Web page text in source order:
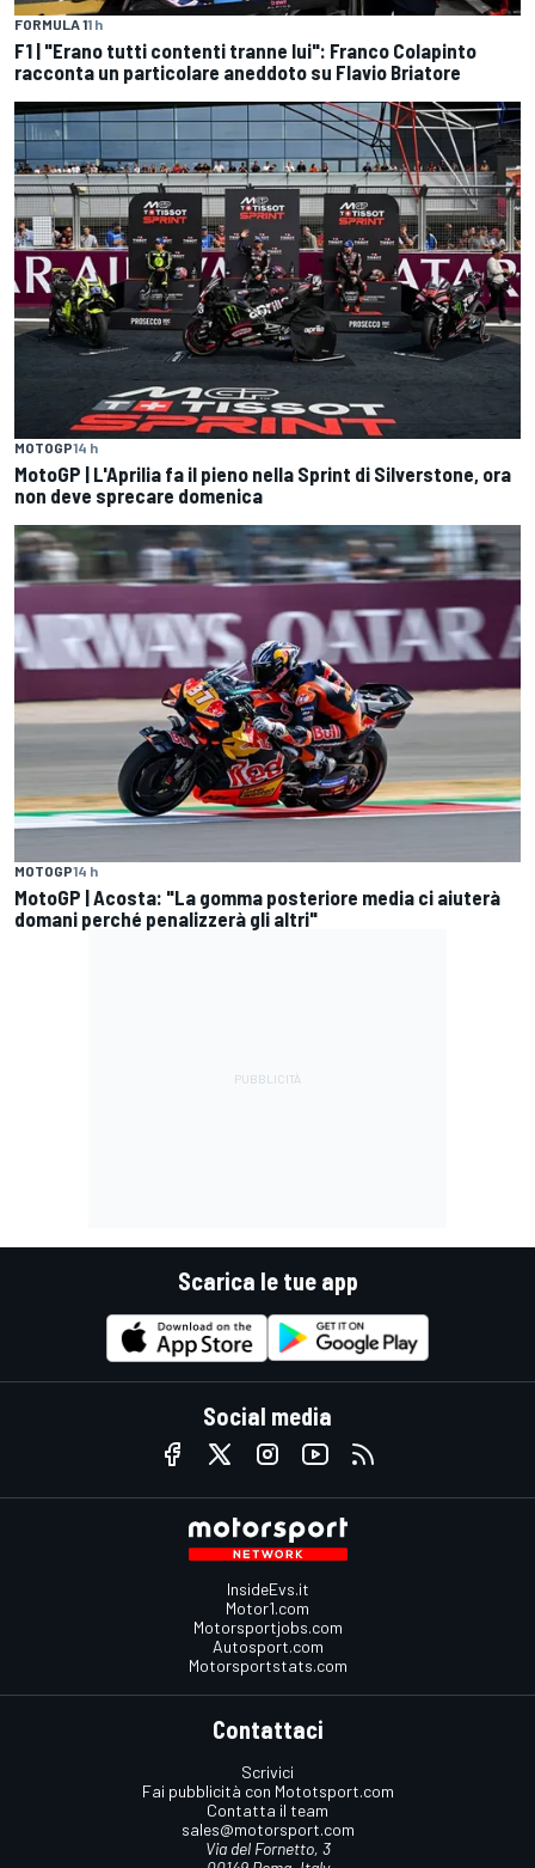
FORMULA 11 h
F1 | "Erano tutti contenti tranne lui": Franco Colapinto
racconta un particolare aneddoto su Flavio Briatore
MOTOGP14 h
MotoGP | L'Aprilia fa il pieno nella Sprint di Silverstone, ora
non deve sprecare domenica
MOTOGP14 h
MotoGP | Acosta: "La gomma posteriore media ci aiuterà
domani perché penalizzerà gli altri"
Scarica le tue app
Social media
InsideEvs.it
Motor1.com
Motorsportjobs.com
Autosport.com
Motorsportstats.com
Contattaci
Scrivici
Fai pubblicità con Mototsport.com
Contatta il team
sales@motorsport.com
Via del Fornetto, 3